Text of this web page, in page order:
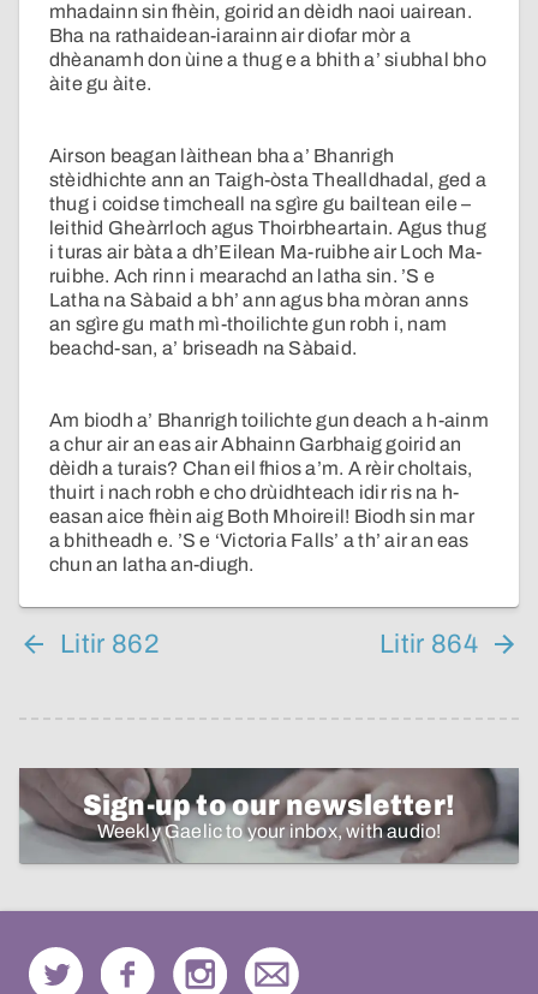
mhadainn sin fhèin, goirid an dèidh naoi uairean.
Bha na rathaidean-iarainn air diofar mòr a
dhèanamh don ùine a thug e a bhith a’ siubhal bho
àite gu àite.
Airson beagan làithean bha a’ Bhanrigh
stèidhichte ann an Taigh-òsta Thealldhadal, ged a
thug i coidse timcheall na sgìre gu bailtean eile –
leithid Gheàrrloch agus Thoirbheartain. Agus thug
i turas air bàta a dh’Eilean Ma-ruibhe air Loch Ma-
ruibhe. Ach rinn i mearachd an latha sin. ’S e
Latha na Sàbaid a bh’ ann agus bha mòran anns
an sgìre gu math mì-thoilichte gun robh i, nam
beachd-san, a’ briseadh na Sàbaid.
Am biodh a’ Bhanrigh toilichte gun deach a h-ainm
a chur air an eas air Abhainn Garbhaig goirid an
dèidh a turais? Chan eil fhios a’m. A rèir choltais,
thuirt i nach robh e cho drùidhteach idir ris na h-
easan aice fhèin aig Both Mhoireil! Biodh sin mar
a bhitheadh e. ’S e ‘Victoria Falls’ a th’ air an eas
chun an latha an-diugh.
Litir 862 Litir 864
Sign-up to our newsletter!
Weekly Gaelic to your inbox, with audio!